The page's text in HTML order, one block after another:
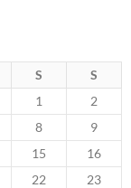
S
S
1
2
8
9
15
16
22
23